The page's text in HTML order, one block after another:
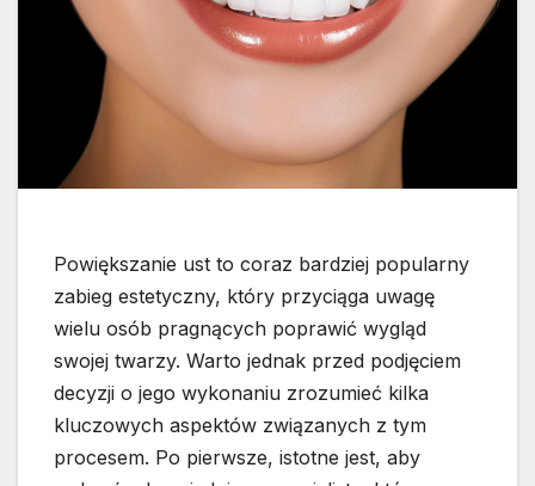
Powiększanie ust to coraz bardziej popularny
zabieg estetyczny, który przyciąga uwagę
wielu osób pragnących poprawić wygląd
swojej twarzy. Warto jednak przed podjęciem
decyzji o jego wykonaniu zrozumieć kilka
kluczowych aspektów związanych z tym
procesem. Po pierwsze, istotne jest, aby